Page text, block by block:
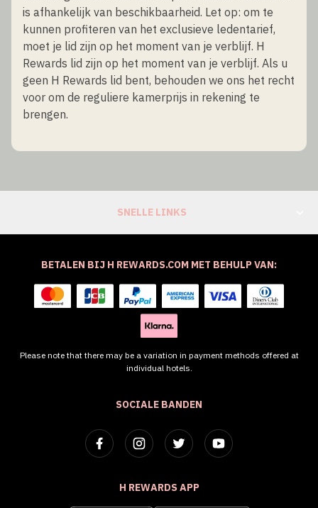
is afhankelijk van beschikbaarheid. Let op: om te
kunnen profiteren van het exclusieve ledentarief,
moet je lid zijn op het moment van je verblijf. H
Rewards lid zijn op het moment van je verblijf. Als u
geen H Rewards lid bent, behouden we ons het recht
voor om de reguliere kamerprijs in rekening te
brengen.
SNELLE LINKS
SOCIALE BANDEN
H REWARDS APP
BETALEN BIJ H REWARDS.COM MET BEHULP VAN:
Please note that there may be a variation in payment methods offered at
individual hotels.